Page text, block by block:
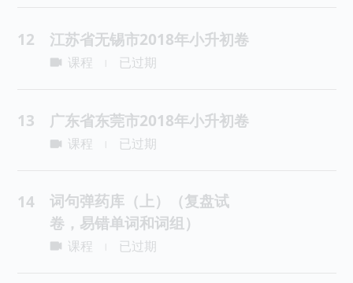
12 江苏省无锡市2018年小升初卷
课程 已过期
13 广东省东莞市2018年小升初卷
课程 已过期
14
词句弹药库（上）（复盘试
卷，易错单词和词组）
课程 已过期